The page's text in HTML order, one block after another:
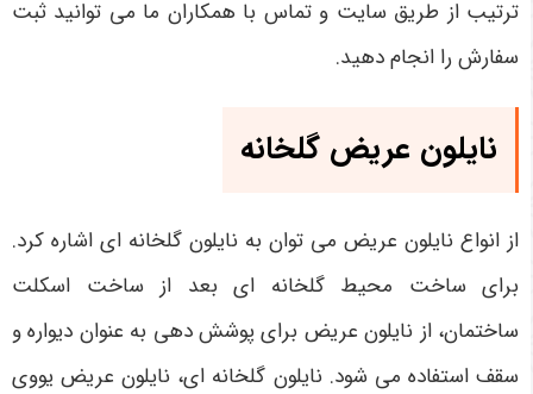
ترتیب از طریق سایت و تماس با همکاران ما می توانید ثبت
سفارش را انجام دهید.
نایلون عریض گلخانه
از انواع نایلون عریض می توان به نایلون گلخانه ای اشاره کرد.
برای ساخت محیط گلخانه ای بعد از ساخت اسکلت
ساختمان، از نایلون عریض برای پوشش دهی به عنوان دیواره و
سقف استفاده می شود. نایلون گلخانه ای، نایلون عریض یووی